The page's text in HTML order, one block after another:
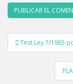
de
entradas
Test Ley 7/1985